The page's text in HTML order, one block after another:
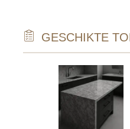
GESCHIKTE